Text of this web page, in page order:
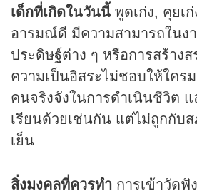
เด็กที่เกิดในวันนี้ พูดเก่ง, คุยเ
อารมณ์ดี มีความสามารถในง
ประดิษฐ์ต่าง ๆ หรือการสร้าง
ความเป็นอิสระไม่ชอบให้ใคร
คนจริงจังในการดำเนินชีวิต แ
เรียนด้วยเช่นกัน แต่ไม่ถูกกับ
เย็น
สิ่งมงคลที่ควรทำ การเข้าวัดฟั